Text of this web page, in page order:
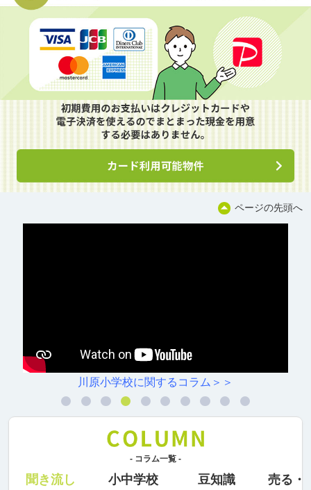
ページの先頭へ
川原小学校に関するコラム＞＞
- コラム一覧 -
聞き流し 小中学校 豆知識 売る・